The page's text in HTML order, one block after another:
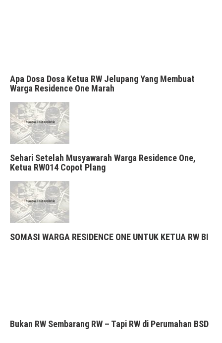
Apa Dosa Dosa Ketua RW Jelupang Yang Membuat
Warga Residence One Marah
Sehari Setelah Musyawarah Warga Residence One,
Ketua RW014 Copot Plang
SOMASI WARGA RESIDENCE ONE UNTUK KETUA RW BI
Bukan RW Sembarang RW – Tapi RW di Perumahan BSD